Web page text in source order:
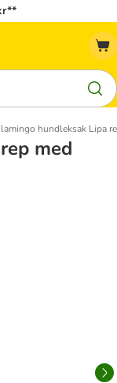
hundleksak Lipa
med